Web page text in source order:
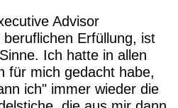
Advisor
Erfüllung, ist
Ich hatte in allen
für mich gedacht habe,
ich" immer wieder die